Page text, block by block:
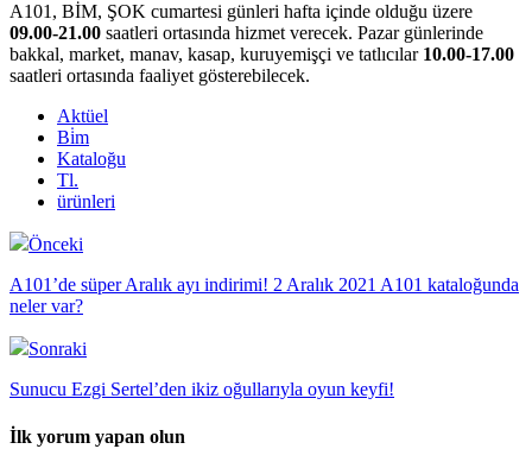
A101, BİM, ŞOK cumartesi günleri hafta içinde olduğu üzere
09.00-21.00 saatleri ortasında hizmet verecek. Pazar günlerinde
bakkal, market, manav, kasap, kuruyemişçi ve tatlıcılar 10.00-17.00
saatleri ortasında faaliyet gösterebilecek.
Aktüel
Bi̇m
Kataloğu
Tl.
ürünleri
Önceki
A101’de süper Aralık ayı indirimi! 2 Aralık 2021 A101 kataloğunda
neler var?
Sonraki
Sunucu Ezgi Sertel’den ikiz oğullarıyla oyun keyfi!
İlk yorum yapan olun